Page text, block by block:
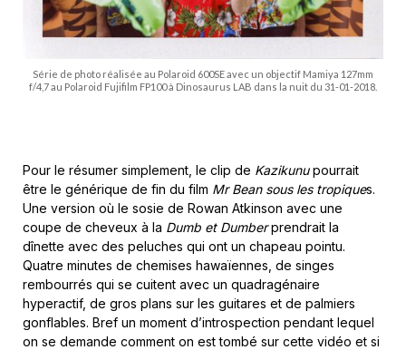
Série de photo réalisée au Polaroid 600SE avec un objectif Mamiya 127mm
f/4,7 au Polaroid Fujifilm FP100 à Dinosaurus LAB dans la nuit du 31-01-2018.
Pour le résumer simplement, le clip de Kazikunupourrait
être le générique de fin du film Mr Bean sous les tropiques.
Une version où le sosie de Rowan Atkinson avec une
coupe de cheveux à la Dumb et Dumberprendrait la
dînette avec des peluches qui ont un chapeau pointu.
Quatre minutes de chemises hawaïennes, de singes
rembourrés qui se cuitent avec un quadragénaire
hyperactif, de gros plans sur les guitares et de palmiers
gonflables. Bref un moment d’introspection pendant lequel
on se demande comment on est tombé sur cette vidéo et si